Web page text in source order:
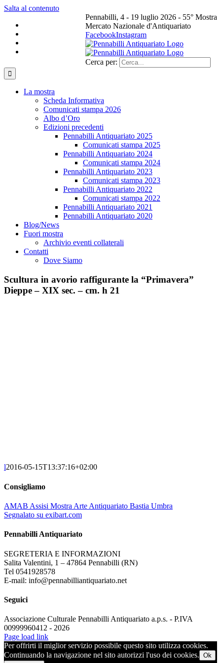
Salta al contenuto
Pennabilli, 4 - 19 luglio 2026 - 55° Mostra
Mercato Nazionale d'Antiquariato
FacebookInstagram
Cerca per:
La mostra
Scheda Informativa
Comunicati stampa 2026
Albo d’Oro
Edizioni precedenti
Pennabilli Antiquariato 2025
Comunicati stampa 2025
Pennabilli Antiquariato 2024
Comunicati stampa 2024
Pennabilli Antiquariato 2023
Comunicati stampa 2023
Pennabilli Antiquariato 2022
Comunicati stampa 2022
Pennabilli Antiquariato 2021
Pennabilli Antiquariato 2020
Blog/News
Fuori mostra
Archivio eventi collaterali
Contatti
Dove Siamo
Scultura in avorio raffigurante la “Primavera”
Dieppe – XIX sec. – cm. h 21
l2016-05-15T13:37:16+02:00
Consigliamo
AMAB Assisi Mostra Arte Antiquariato Bastia Umbra
Segnalato su exibart.com
Pennabilli Antiquariato
SEGRETERIA E INFORMAZIONI
Salita Valentini, 1 – 47864 Pennabilli (RN)
Tel 0541928578
E-mail: info@pennabilliantiquariato.net
Seguici
Associazione Culturale Pennabilli Antiquariato a.p.s. - P.IVA
00999960412 - 2026
Page load link
Per offrirti il miglior servizio possibile questo sito utilizza cookies.
Continuando la navigazione nel sito autorizzi l'uso dei cookies. Ok